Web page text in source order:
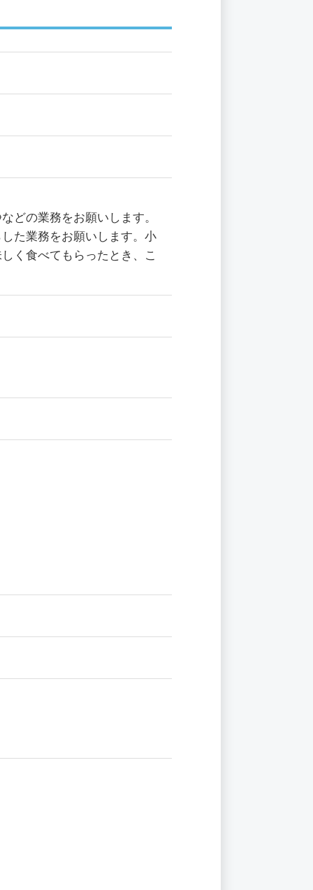
どの業務をお願いします。
た業務をお願いします。小
く食べてもらったとき、こ